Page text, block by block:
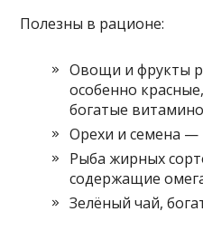
Полезны в рационе:
Овощи и фрукты
особенно
богатые
Орехи и семена —
Рыба жирных
содержащие
Зелёный чай,